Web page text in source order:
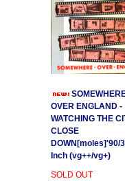
OVER ENGLAND -
WATCHING THE
CLOSE
DOWN[moles]'90/
Inch (vg++/vg+)
SOLD OUT